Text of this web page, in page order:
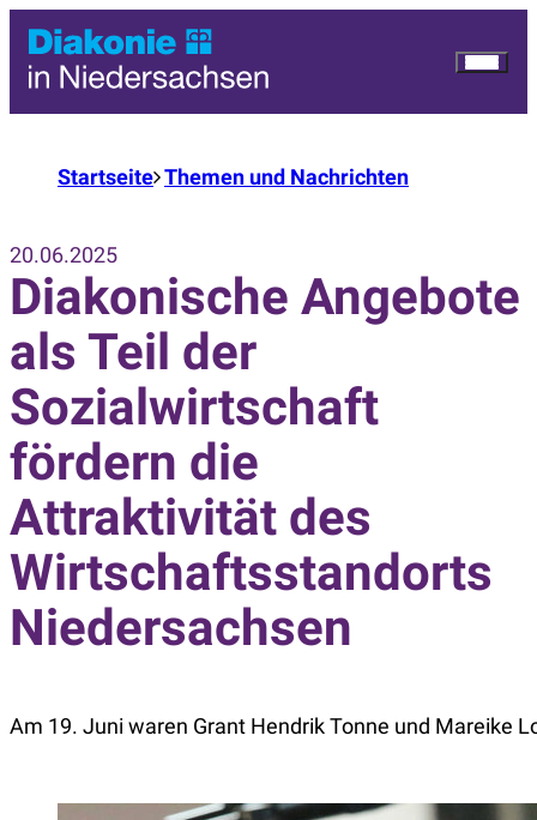
Startseite Themen und Nachrichten
20.06.2025
Diakonische Angebote
als Teil der
Sozialwirtschaft
fördern die
Attraktivität des
Wirtschaftsstandorts
Niedersachsen
Am 19. Juni waren Grant Hendrik Tonne und Mareike